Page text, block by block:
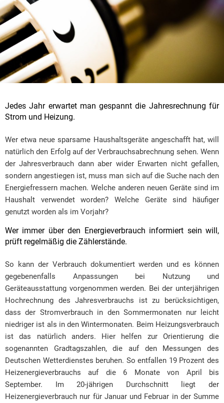
Jedes Jahr erwartet man gespannt die Jahresrechnung für
Strom und Heizung.
Wer etwa neue sparsame Haushaltsgeräte angeschafft hat, will
natürlich den Erfolg auf der Verbrauchsabrechnung sehen. Wenn
der Jahresverbrauch dann aber wider Erwarten nicht gefallen,
sondern angestiegen ist, muss man sich auf die Suche nach den
Energiefressern machen. Welche anderen neuen Geräte sind im
Haushalt verwendet worden? Welche Geräte sind häufiger
genutzt worden als im Vorjahr?
Wer immer über den Energieverbrauch informiert sein will,
prüft regelmäßig die Zählerstände.
So kann der Verbrauch dokumentiert werden und es können
gegebenenfalls Anpassungen bei Nutzung und
Geräteausstattung vorgenommen werden. Bei der unterjährigen
Hochrechnung des Jahresverbrauchs ist zu berücksichtigen,
dass der Stromverbrauch in den Sommermonaten nur leicht
niedriger ist als in den Wintermonaten. Beim Heizungsverbrauch
ist das natürlich anders. Hier helfen zur Orientierung die
sogenannten Gradtagszahlen, die auf den Messungen des
Deutschen Wetterdienstes beruhen. So entfallen 19 Prozent des
Heizenergieverbrauchs auf die 6 Monate von April bis
September. Im 20-jährigen Durchschnitt liegt der
Heizenergieverbrauch nur für Januar und Februar in der Summe